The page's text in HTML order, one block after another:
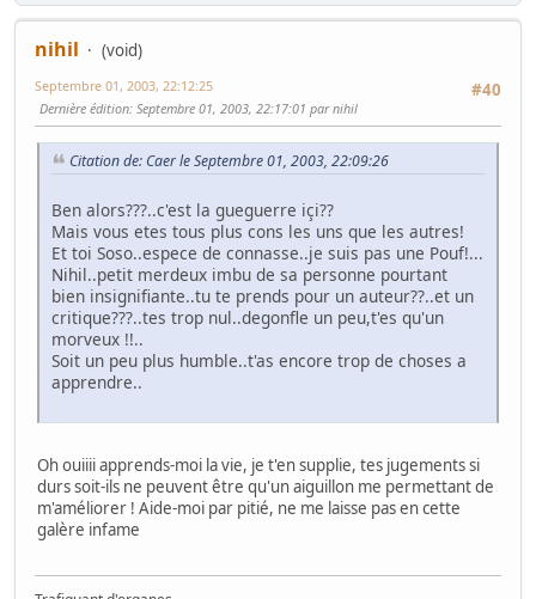
nihil
(void)
#40
Septembre 01, 2003, 22:12:25
Dernière édition: Septembre 01, 2003, 22:17:01 par nihil
Citation de: Caer le Septembre 01, 2003, 22:09:26
Ben alors???..c'est la gueguerre içi??
Mais vous etes tous plus cons les uns que les autres!
Et toi Soso..espece de connasse..je suis pas une Pouf!...
Nihil..petit merdeux imbu de sa personne pourtant
bien insignifiante..tu te prends pour un auteur??..et un
critique???..tes trop nul..degonfle un peu,t'es qu'un
morveux !!..
Soit un peu plus humble..t'as encore trop de choses a
apprendre..
Oh ouiiii apprends-moi la vie, je t'en supplie, tes jugements si
durs soit-ils ne peuvent être qu'un aiguillon me permettant de
m'améliorer ! Aide-moi par pitié, ne me laisse pas en cette
galère infame